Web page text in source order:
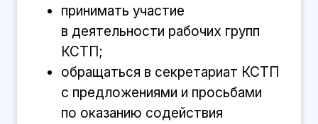
принимать участие
в деятельности рабочих групп
КСТП;
обращаться в секретариат КСТП
с предложениями и просьбами
по оказанию содействия